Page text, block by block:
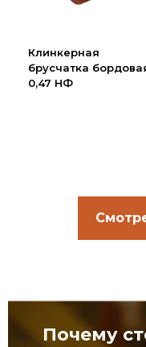
Клинкерная
брусчатка
0,47 НФ
Почему